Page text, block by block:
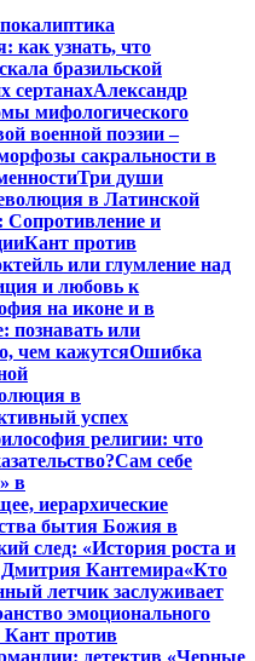
как узнать, что
бразильской
сертанахАлександр
мифологического
военной поэзии –
сакральности в
Три души
в Латинской
Сопротивление и
Кант против
или глумление над
и любовь к
на иконе и в
познавать или
чем кажутсяОшибка
в
успех
религии: что
Сам себе
в
иерархические
бытия Божия в
след: «История роста и
Кантемира«Кто
летчик заслуживает
эмоционального
против